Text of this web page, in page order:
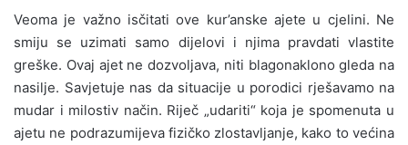
Veoma je važno isčitati ove kur’anske ajete u cjelini. Ne
smiju se uzimati samo dijelovi i njima pravdati vlastite
greške. Ovaj ajet ne dozvoljava, niti blagonaklono gleda na
nasilje. Savjetuje nas da situacije u porodici rješavamo na
mudar i milostiv način. Riječ „udariti“ koja je spomenuta u
ajetu ne podrazumijeva fizičko zlostavljanje, kako to većina